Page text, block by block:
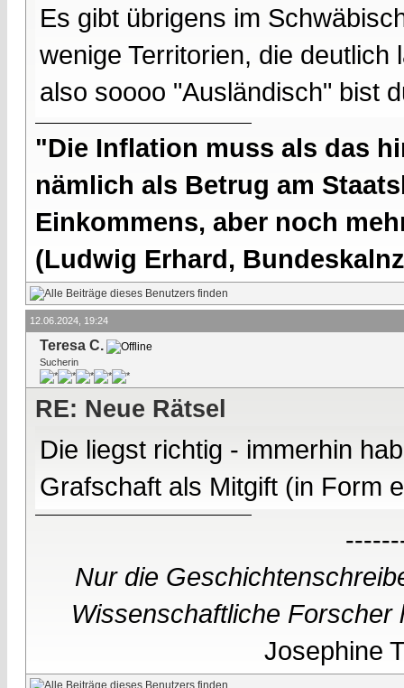
Es gibt übrigens im
wenige Territorien, die
also soooo "Ausländisch" bist
"Die Inflation muss als das
nämlich als Betrug am
Einkommens, aber noch
(Ludwig Erhard,
12.06.2024, 19:24
Teresa C.
Sucherin
RE: Neue Rätsel
Die liegst richtig - immerhin
Grafschaft als Mitgift (in Form
Nur die
Wissenschaftliche
Josephine